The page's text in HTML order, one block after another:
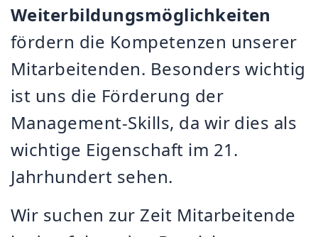
Weiterbildungsmöglichkeiten
fördern die Kompetenzen unserer
Mitarbeitenden. Besonders wichtig
ist uns die Förderung der
Management-Skills, da wir dies als
wichtige Eigenschaft im 21.
Jahrhundert sehen.
Wir suchen zur Zeit Mitarbeitende